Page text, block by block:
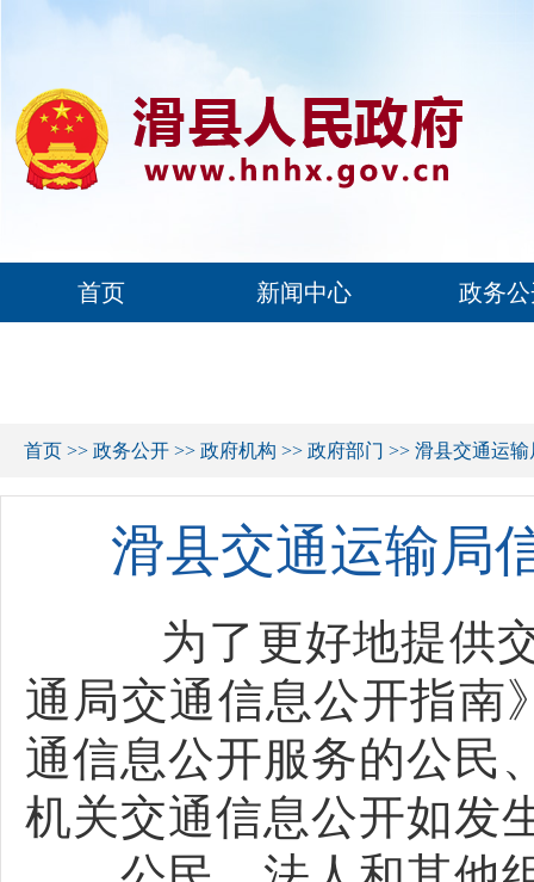
首页 新闻中心 政务
首页 >> 政务公开 >> 政府机构 >> 政府部门 >> 滑县交通运输
滑县交通运输局
为了更好地提供交
通局交通信息公开指南
通信息公开服务的公民
机关交通信息公开如发